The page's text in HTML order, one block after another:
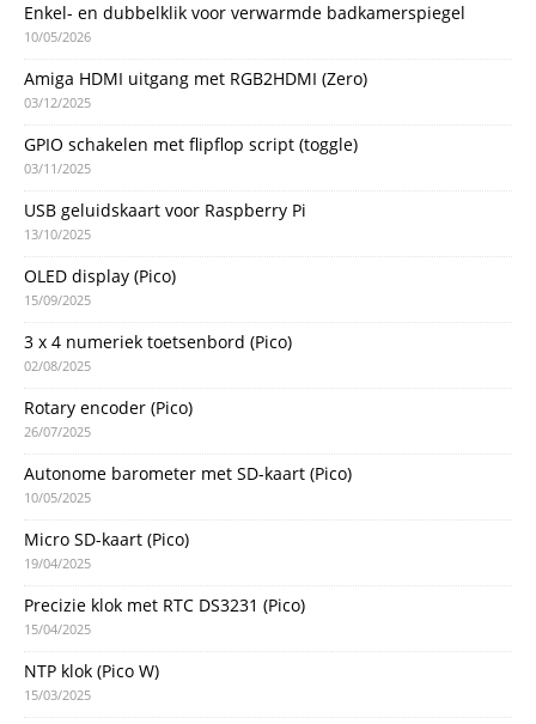
Enkel- en dubbelklik voor verwarmde badkamerspiegel
10/05/2026
Amiga HDMI uitgang met RGB2HDMI (Zero)
03/12/2025
GPIO schakelen met flipflop script (toggle)
03/11/2025
USB geluidskaart voor Raspberry Pi
13/10/2025
OLED display (Pico)
15/09/2025
3 x 4 numeriek toetsenbord (Pico)
02/08/2025
Rotary encoder (Pico)
26/07/2025
Autonome barometer met SD-kaart (Pico)
10/05/2025
Micro SD-kaart (Pico)
19/04/2025
Precizie klok met RTC DS3231 (Pico)
15/04/2025
NTP klok (Pico W)
15/03/2025